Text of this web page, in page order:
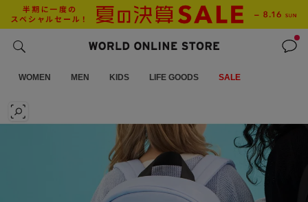
WOMEN MEN KIDS LIFE GOODS SALE